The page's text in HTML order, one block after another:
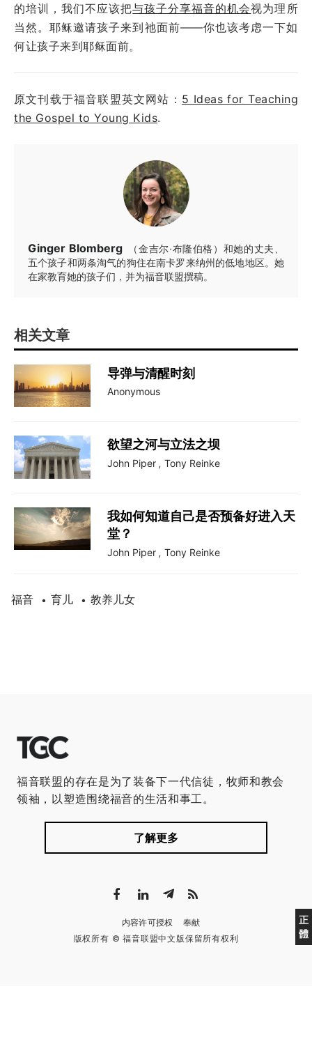
的培训，我们不应该把与孩子分享福音的机会视为理所
当然。耶稣邀请孩子来到祂面前——你也该考虑一下如
何让孩子来到耶稣面前。
原文刊载于福音联盟英文网站： 5 Ideas for Teaching
the Gospel to Young Kids.
Ginger Blomberg
（金吉尔·布隆伯格）和她的丈夫、
五个孩子和两条淘气的狗住在南卡罗来纳州的低地地区。她
在家教育她的孩子们，并为福音联盟撰稿。
相关文章
导弹与清醒时刻
Anonymous
欲望之河与立法之坝
John Piper , Tony Reinke
我如何知道自己是否预备好进入天
堂？
John Piper , Tony Reinke
福音 • 育儿 • 教养儿女
正
體
福音联盟的存在是为了装备下一代信徒，牧师和教会
领袖，以塑造围绕福音的生活和事工。
了解更多
内容许可授权
奉献
版权所有 © 福音联盟中文版保留所有权利